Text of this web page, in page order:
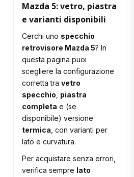
Mazda 5: vetro, piastra
e varianti disponibili
Cerchi uno specchio
retrovisore Mazda 5? In
questa pagina puoi
scegliere la configurazione
corretta travetro
specchio piastra
completa e (se
disponibile) versione
termica , con varianti per
lato e curvatura.
Per acquistare senza errori,
verifica sempre lato